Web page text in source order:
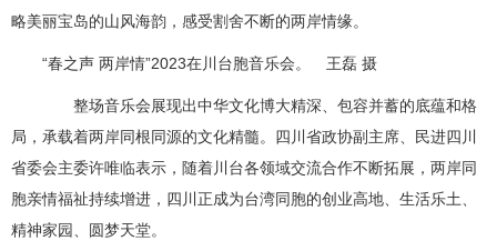
略美丽宝岛的山风海韵，感受割舍不断的两岸情缘。
“春之声 两岸情”2023在川台胞音乐会。 王磊 摄
整场音乐会展现出中华文化博大精深、包容并蓄的底蕴和格
局，承载着两岸同根同源的文化精髓。四川省政协副主席、民进四川
省委会主委许唯临表示，随着川台各领域交流合作不断拓展，两岸同
胞亲情福祉持续增进，四川正成为台湾同胞的创业高地、生活乐土、
精神家园、圆梦天堂。